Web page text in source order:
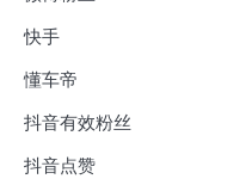
快手
懂车帝
抖音有效粉丝
抖音点赞